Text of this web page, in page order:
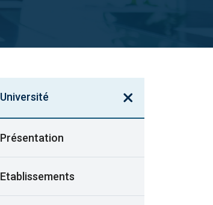
Université
Présentation
Etablissements